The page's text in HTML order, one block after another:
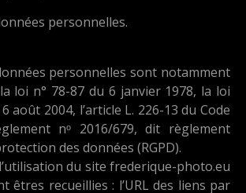
personnelles.
personnelles sont notamment
loi n° 78-87 du 6 janvier 1978, la loi
août 2004, l’article L. 226-13 du Code
nᵒ 2016/679, dit règlement
des données (RGPD).
du site frederique-photo.eu
êtres recueillies : l’URL des liens par